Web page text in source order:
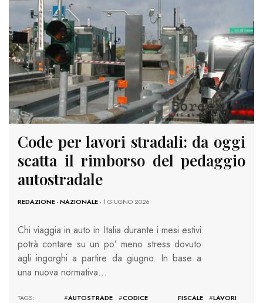
Code per lavori stradali: da oggi
scatta il rimborso del pedaggio
autostradale
REDAZIONE-NAZIONALE- 1 GIUGNO 2026
Chi viaggia in auto in Italia durante i mesi estivi
potrà contare su un po’ meno stress dovuto
agli ingorghi a partire da giugno. In base a
una nuova normativa…
TAGS: #AUTOSTRADE #CODICE FISCALE #LAVORI